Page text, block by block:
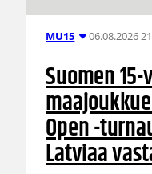
MU15 06.08.2026
Suomen
Open -
Latviaa